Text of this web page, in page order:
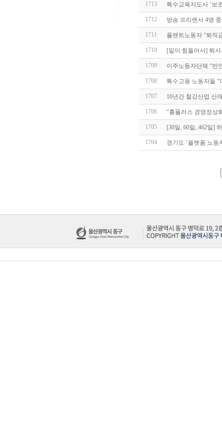
1713 특수교육지도사 ‘보
1712 방송 프리랜서 4명
1711 플랜트노동자 “퇴직
1710 [일이 힘들어서] 퇴
1709 이주노동자단체 “
1708 특수고용 노동자들 “
1707 10년간 철강산업 산
1706 “홈플러스 경영정상
1705 [30일, 60일, 462일]
1704 경기도 ‘플랫폼 노동